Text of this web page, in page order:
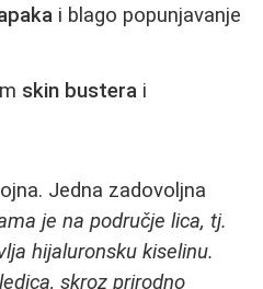
i blago popunjavanje
skin bustera i
Jedna zadovoljna
je na područje lica, tj.
hijaluronsku kiselinu.
skroz prirodno